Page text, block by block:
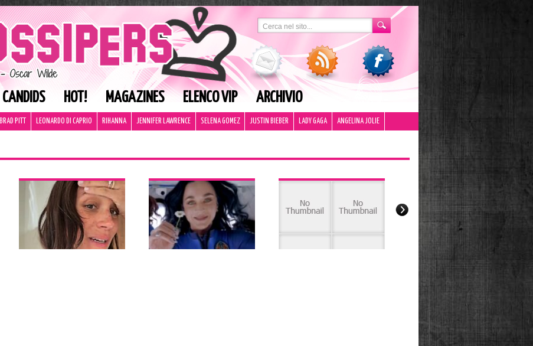
CANDIDS HOT! MAGAZINES ELENCO VIP ARCHIVIO
BRAD PITT LEONARDO DI CAPRIO RIHANNA JENNIFER LAWRENCE SELENA GOMEZ JUSTIN BIEBER LADY GAGA ANGELINA JOLIE